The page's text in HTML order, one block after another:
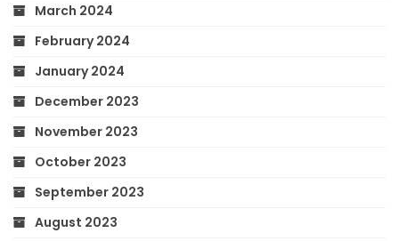
March 2024
February 2024
January 2024
December 2023
November 2023
October 2023
September 2023
August 2023